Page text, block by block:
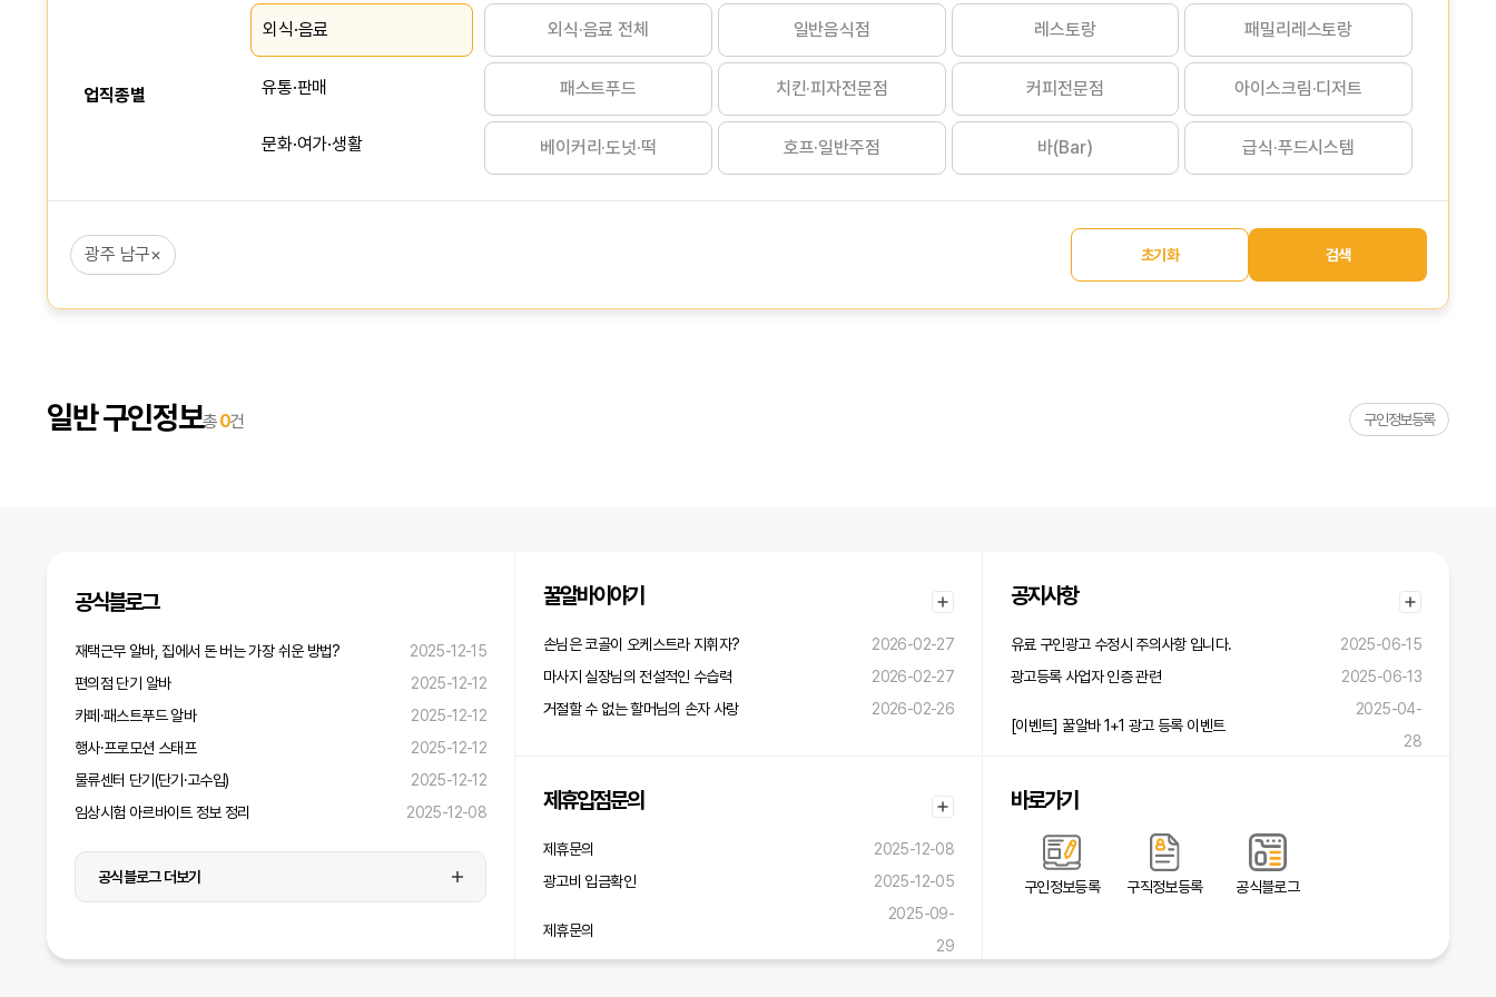
업직종별
외식·음료
유통·판매
문화·여가·생활
서비스
상담·영업·리서치
운전·배달
외식·음료 전체 일반음식점 레스토랑 패밀리레스토랑
패스트푸드 치킨·피자전문점 커피전문점 아이스크림·디저트
베이커리·도넛·떡 호프·일반주점 바(Bar) 급식·푸드시스템
도시락·반찬
초기화 검색
광주 남구×
일반 구인정보총0건 구인정보등록
공식블로그
재택근무 알바, 집에서 돈 버는 가장 쉬운 방법?
2025-12-15
편의점 단기 알바
2025-12-12
카페·패스트푸드 알바
2025-12-12
행사·프로모션 스태프
2025-12-12
물류센터 단기(단기·고수입)
2025-12-12
임상시험 아르바이트 정보 정리
2025-12-08
공식블로그 더보기
꿀알바이야기
손님은 코골이 오케스트라 지휘자?
2026-02-27
마사지 실장님의 전설적인 수습력
2026-02-27
거절할 수 없는 할머님의 손자 사랑
2026-02-26
제휴입점문의
제휴문의
2025-12-08
광고비 입금확인
2025-12-05
제휴문의
2025-09-
29
공지사항
유료 구인광고 수정시 주의사항 입니다.
2025-06-15
광고등록 사업자 인증 관련
2025-06-13
[이벤트] 꿀알바 1+1 광고 등록 이벤트
2025-04-
28
바로가기
구인정보등록 구직정보등록 공식블로그